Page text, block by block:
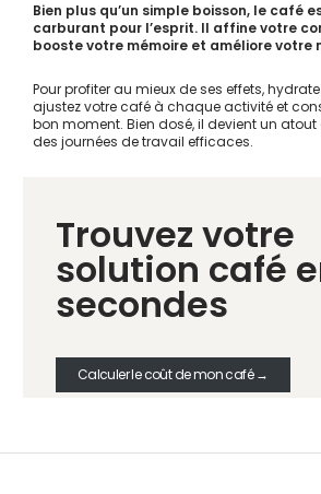
Bien plus qu’un simple boisson, le café
carburant pour l’esprit. Il affine votre
booste votre mémoire et améliore votre
Pour profiter au mieux de ses effets,
ajustez votre café à chaque activité et
bon moment. Bien dosé, il devient un
des journées de travail efficaces.
Trouvez votre
solution café
secondes
Calculer le coût de mon café →